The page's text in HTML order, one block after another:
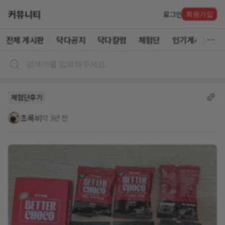
커뮤니티 로그인 회원가입
전체 게시판 닥다공지 닥다칼럼 체험단 인기게시글
체험단후기
초록비 약 3년 전